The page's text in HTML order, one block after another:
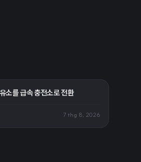
를 급속 충전소로 전환
7 thg 8, 2026